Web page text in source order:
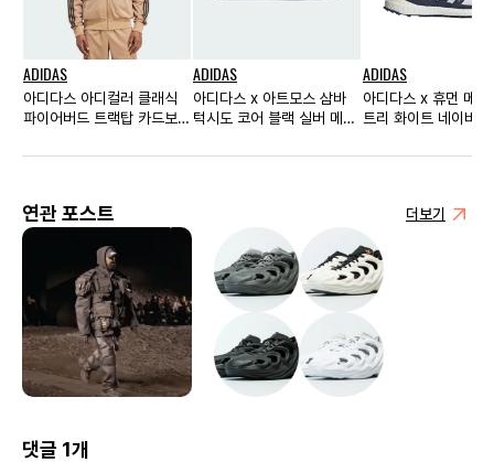
ADIDAS
아디다스 아디컬러 클래식
파이어버드 트랙탑 카드보드
ADIDAS
아디다스 x 아트모스 삼바
턱시도 코어 블랙 실버 메탈
ADIDAS
아디다스 x 휴먼 메이
트리 화이트 네이비
연관 포스트 더보기
댓글 1개